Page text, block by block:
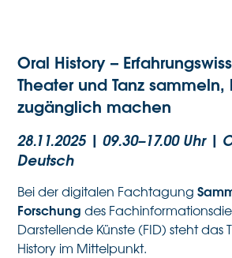
Oral History –
Theater und Tanz
zugänglich machen
28.11.2025 | 09.30–17.00 Uhr |
Deutsch
Bei der digitalen Fachtagung
Forschung des
Darstellende Künste (FID) steht das
History im Mittelpunkt.